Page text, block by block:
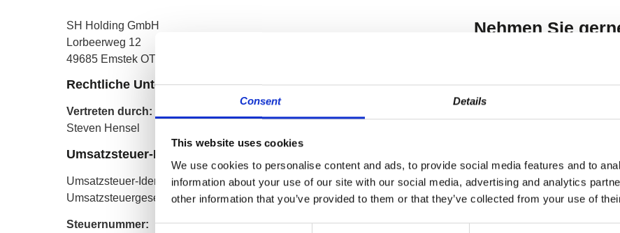
Consent Details
This website uses cookies
We use cookies to personalise content and ads, to provide social media features and to
information about your use of our site with our social media, advertising and analytics
other information that you’ve provided to them or that they’ve collected from your use of
SH Holding GmbH
Lorbeerweg 12
49685 Emstek OT Höltinghausen
Rechtliche Unternehmensdaten
Vertreten durch:
Steven Hensel
Umsatzsteuer-ID
Umsatzsteuer-Identifikationsnummer gemäß § 27 a
Umsatzsteuergesetz: DE364518608
Steuernummer:
Nehmen Sie